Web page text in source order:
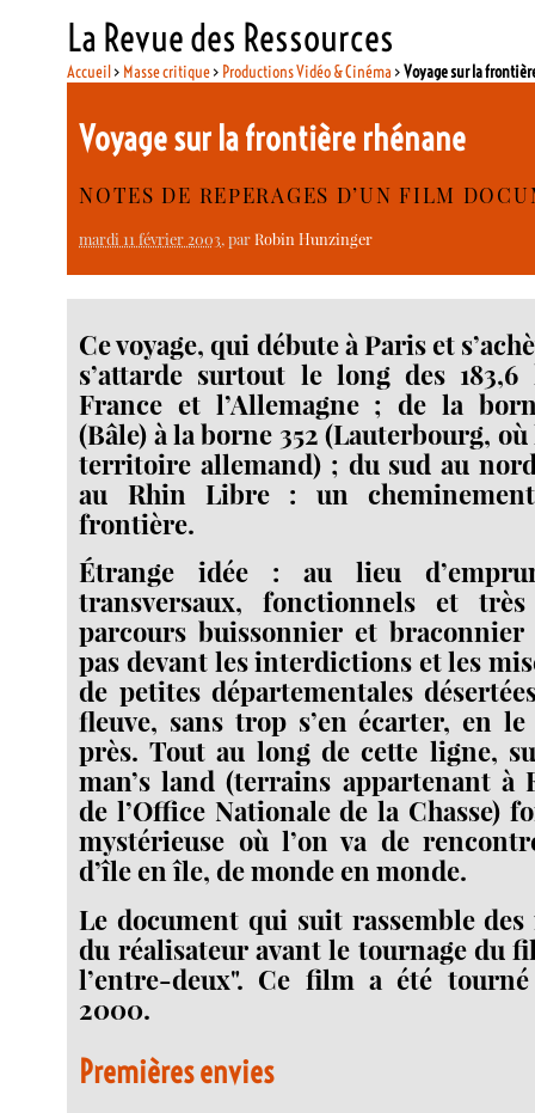
La Revue des Ressources
Accueil> Masse critique> Productions Vidéo & Cinéma >Voyage sur la
Voyage sur la frontière rhénane
NOTES DE REPERAGES D’UN FILM
mardi 11 février 2003, parRobin Hunzinger
Ce voyage, qui débute à Paris et
s’attarde surtout le long des
France et l’Allemagne ; de la
(Bâle) à la borne 352 (Lauterbourg,
territoire allemand) ; du sud au
au Rhin Libre : un
frontière.
Étrange idée : au lieu
transversaux, fonctionnels et
parcours buissonnier et braconnier
pas devant les interdictions et les
de petites départementales
fleuve, sans trop s’en écarter, en
près. Tout au long de cette ligne,
man’s land (terrains appartenant à
de l’Office Nationale de la Chasse)
mystérieuse où l’on va de
d’île en île, de monde en monde.
Le document qui suit rassemble des
du réalisateur avant le tournage du
l’entre-deux". Ce film a été
2000.
Premières envies